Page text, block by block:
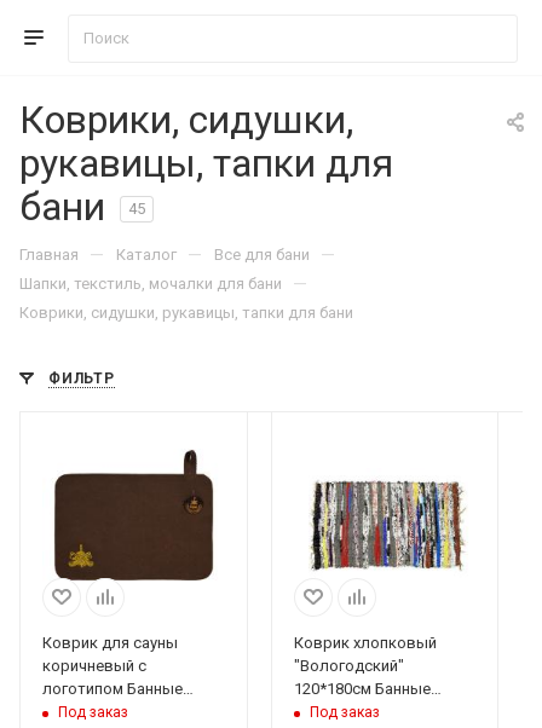
Коврики, сидушки,
рукавицы, тапки для
бани
45
Главная — Каталог — Все для бани —
Шапки, текстиль, мочалки для бани —
Коврики, сидушки, рукавицы, тапки для бани
ФИЛЬТР
Коврик для сауны
коричневый с
логотипом Банные
штучки
Под заказ
Коврик хлопковый
"Вологодский"
120*180см Банные
штучки
Под заказ